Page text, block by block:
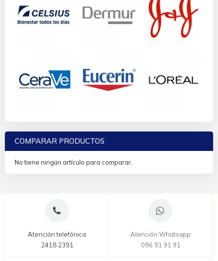
COMPARAR PRODUCTOS
No tiene ningún artículo para comparar.
Atención telefónica
2418 2391
Atención Whatsapp
096 91 91 91